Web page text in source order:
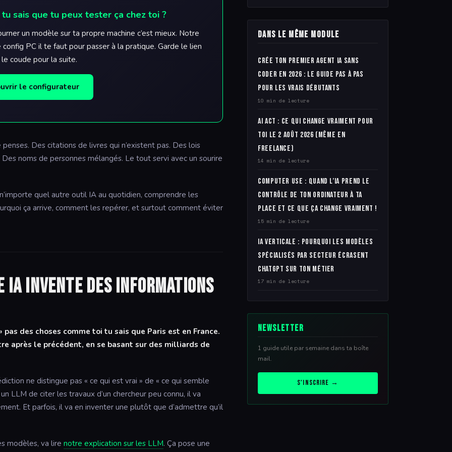
sais que tu peux tester ça chez toi ?
un modèle sur ta propre machine c’est mieux. Notre
PC il te faut pour passer à la pratique. Garde le lien
coude pour la suite.
le configurateur
Des citations de livres qui n’existent pas. Des lois
noms de personnes mélangés. Le tout servi avec un sourire
quel autre outil IA au quotidien, comprendre les
ça arrive, comment les repérer, et surtout comment éviter
IA invente des informations
des choses comme toi tu sais que Paris est en France.
après le précédent, en se basant sur des milliards de
ne distingue pas « ce qui est vrai » de « ce qui semble
LLM de citer les travaux d’un chercheur peu connu, il va
Et parfois, il va en inventer une plutôt que d’admettre qu’il
modèles, va lire notre explication sur les LLM. Ça pose une
Dans le même module
Crée ton premier agent IA sans
coder en 2026 : le guide pas à pas
pour les vrais débutants
10 min de lecture
AI Act : ce qui change vraiment pour
toi le 2 août 2026 (même en
freelance)
14 min de lecture
Computer Use : quand l’IA prend le
contrôle de ton ordinateur à ta
place et ce que ça change vraiment !
15 min de lecture
IA verticale : pourquoi les modèles
spécialisés par secteur écrasent
ChatGPT sur ton métier
17 min de lecture
Newsletter
1 guide utile par semaine dans ta boîte
mail.
S'inscrire →